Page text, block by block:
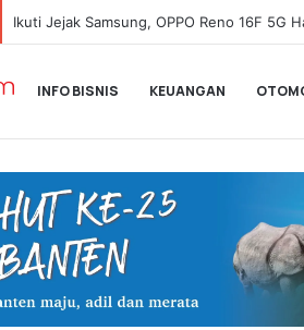
INFO BISNIS KEUANGAN